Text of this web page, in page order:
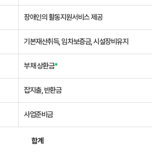
장애인의 활동지원서비스 제공
기본재산취득, 임차보증금, 시설장비유지
부채 상환금*
잡지출, 반환금
사업준비금
합계